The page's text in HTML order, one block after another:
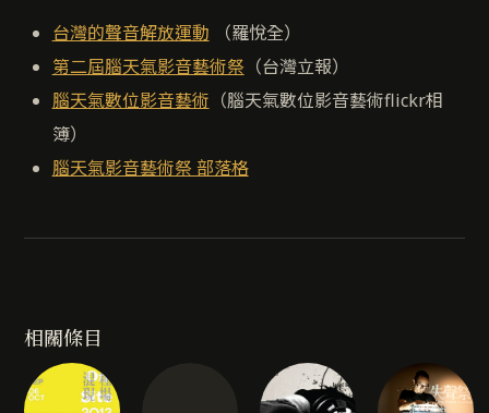
台灣的聲音解放運動 （羅悅全）
第二屆腦天氣影音藝術祭（台灣立報）
腦天氣數位影音藝術 （腦天氣數位影音藝術flickr相
簿）
腦天氣影音藝術祭 部落格
相關條目